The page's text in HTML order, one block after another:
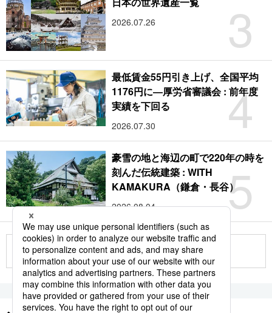
3
2026.07.26
4
最低賃金55円引き上げ、全国平均
1176円に―厚労省審議会 : 前年度
実績を下回る
2026.07.30
5
豪雪の地と海辺の町で220年の時を
刻んだ伝統建築 : WITH
KAMAKURA（鎌倉・長谷）
2026.08.04
もっと見る